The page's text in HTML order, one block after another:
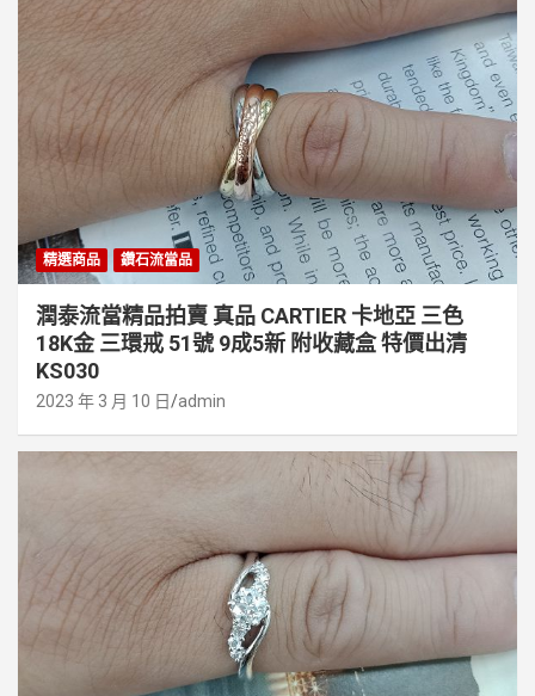
精選商品 鑽石流當品
潤泰流當精品拍賣 真品 CARTIER 卡地亞 三色
18K金 三環戒 51號 9成5新 附收藏盒 特價出清
KS030
2023 年 3 月 10 日 admin